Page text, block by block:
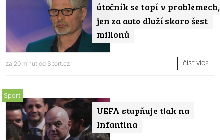
útočník se topí v problémech,
jen za auto dluží skoro šest
milionů
za 20 minut od Sport.cz ČÍST VÍCE
UEFA stupňuje tlak na
Infantina
Sport